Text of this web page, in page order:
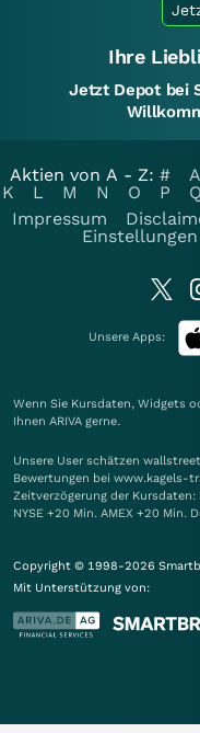
Ihre
Jetzt Depot bei
Aktien von A - Z: # A
K
L M N O P Q
Impressum
Einstellungen
Unsere Apps:
Wenn Sie Kursdaten, Widgets
Ihnen ARIVA gerne.
Unsere User schätzen
Bewertungen bei www.kagels-
Zeitverzögerung der Kursdaten:
NYSE +20 Min. AMEX +20 Min.
Copyright © 1998-2026
Mit Unterstützung von: